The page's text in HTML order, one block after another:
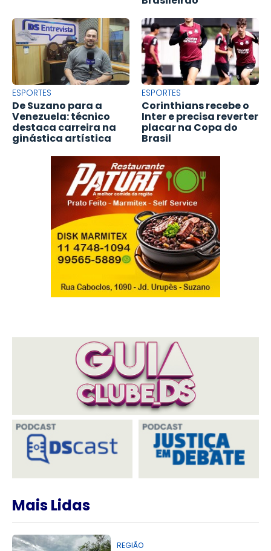
ESPORTES
De Suzano para a
Venezuela: técnico
destaca carreira na
ginástica artística
ESPORTES
Corinthians recebe o
Inter e precisa reverter
placar na Copa do
Brasil
Mais Lidas
REGIÃO